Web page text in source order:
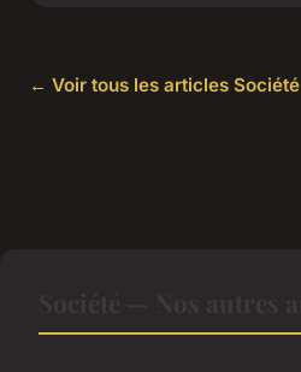
← Voir tous les articles Société